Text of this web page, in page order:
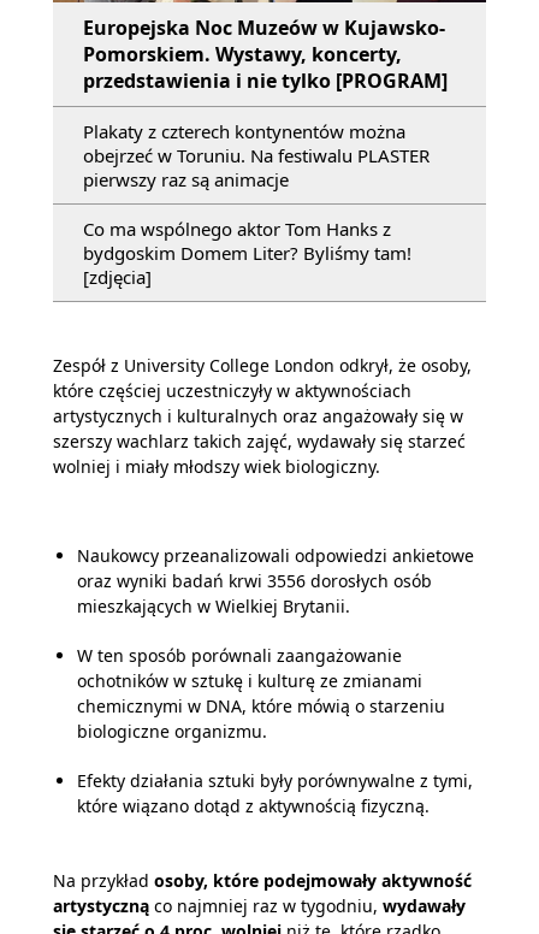
Europejska Noc Muzeów w Kujawsko-
Pomorskiem. Wystawy, koncerty,
przedstawienia i nie tylko [PROGRAM]
Plakaty z czterech kontynentów można
obejrzeć w Toruniu. Na festiwalu PLASTER
pierwszy raz są animacje
Co ma wspólnego aktor Tom Hanks z
bydgoskim Domem Liter? Byliśmy tam!
[zdjęcia]
Zespół z University College London odkrył, że osoby,
które częściej uczestniczyły w aktywnościach
artystycznych i kulturalnych oraz angażowały się w
szerszy wachlarz takich zajęć, wydawały się starzeć
wolniej i miały młodszy wiek biologiczny.
Naukowcy przeanalizowali odpowiedzi ankietowe
oraz wyniki badań krwi 3556 dorosłych osób
mieszkających w Wielkiej Brytanii.
W ten sposób porównali zaangażowanie
ochotników w sztukę i kulturę ze zmianami
chemicznymi w DNA, które mówią o starzeniu
biologiczne organizmu.
Efekty działania sztuki były porównywalne z tymi,
które wiązano dotąd z aktywnością fizyczną.
Na przykład osoby, które podejmowały aktywność
artystyczną co najmniej raz w tygodniu, wydawały